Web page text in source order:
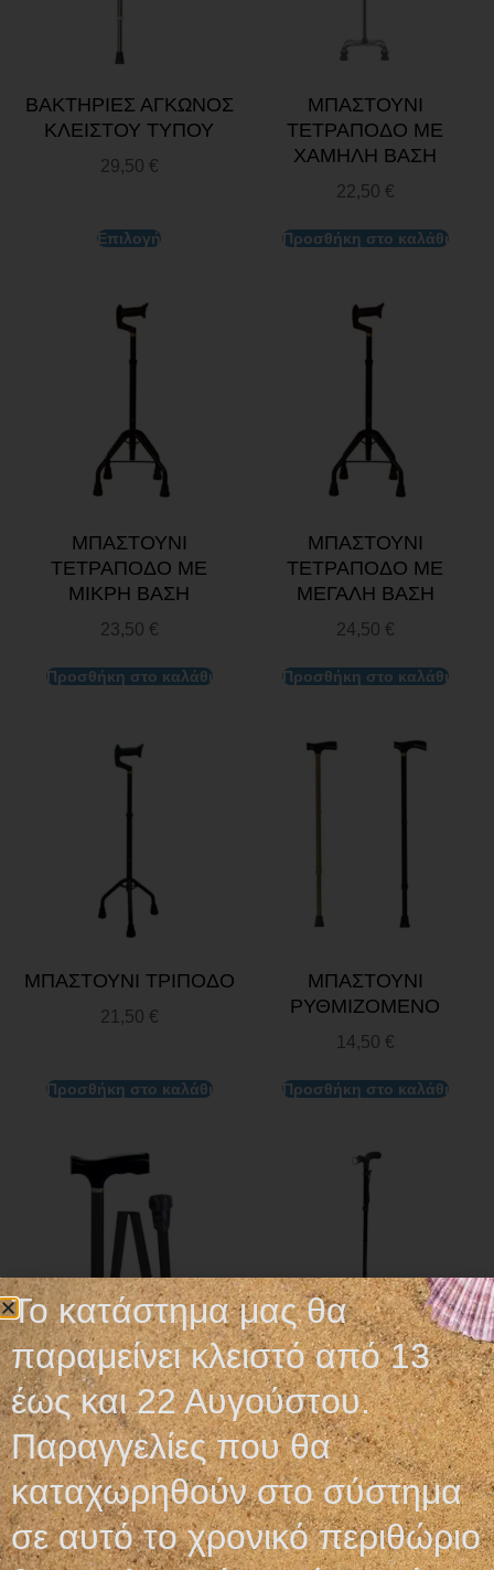
ΒΑΚΤΗΡΙΕΣ ΑΓΚΩΝΟΣ
ΚΛΕΙΣΤΟΥ ΤΥΠΟΥ
29,50 €
Επιλογή
ΜΠΑΣΤΟΥΝΙ
ΤΕΤΡΑΠΟΔΟ ΜΕ
ΧΑΜΗΛΗ ΒΑΣΗ
22,50 €
Προσθήκη στο καλάθι
ΜΠΑΣΤΟΥΝΙ
ΤΕΤΡΑΠΟΔΟ ΜΕ
ΜΙΚΡΗ ΒΑΣΗ
23,50 €
Προσθήκη στο καλάθι
ΜΠΑΣΤΟΥΝΙ
ΤΕΤΡΑΠΟΔΟ ΜΕ
ΜΕΓΑΛΗ ΒΑΣΗ
24,50 €
Προσθήκη στο καλάθι
ΜΠΑΣΤΟΥΝΙ ΤΡΙΠΟΔΟ
21,50 €
Προσθήκη στο καλάθι
ΜΠΑΣΤΟΥΝΙ
ΡΥΘΜΙΖΟΜΕΝΟ
14,50 €
Προσθήκη στο καλάθι
ΜΠΑΣΤΟΥΝΙ
ΠΤΥΣΣΟΜΕΝΟ
16,50€
Προσθήκη στο καλάθι
ΜΠΑΣΤΟΥΝΙ
ΠΤΥΣΣΟΜΕΝΟ
ΑΛΟΥΜΙΝΙΟΥ ΜΕ
ΦΑΚΟ
23,00€
Προσθήκη στο καλάθι
Το κατάστημα μας θα
παραμείνει κλειστό από 13
έως και 22 Αυγούστου.
Παραγγελίες που θα
καταχωρηθούν στο σύστημα
σε αυτό το χρονικό περιθώριο